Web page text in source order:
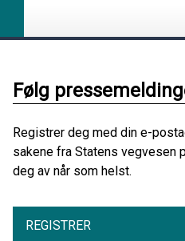
Følg
Registrer deg med din e-
sakene fra Statens vegvesen
deg av når som helst.
REGISTRER